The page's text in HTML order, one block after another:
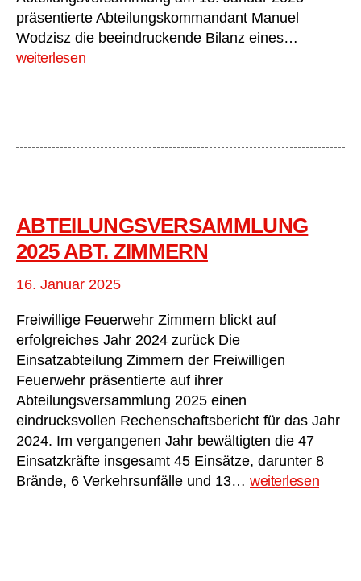
präsentierte Abteilungskommandant Manuel
Wodzisz die beeindruckende Bilanz eines…
weiterlesen
ABTEILUNGSVERSAMMLUNG
2025 ABT. ZIMMERN
16. Januar 2025
Freiwillige Feuerwehr Zimmern blickt auf
erfolgreiches Jahr 2024 zurück Die
Einsatzabteilung Zimmern der Freiwilligen
Feuerwehr präsentierte auf ihrer
Abteilungsversammlung 2025 einen
eindrucksvollen Rechenschaftsbericht für das Jahr
2024. Im vergangenen Jahr bewältigten die 47
Einsatzkräfte insgesamt 45 Einsätze, darunter 8
Brände, 6 Verkehrsunfälle und 13… weiterlesen